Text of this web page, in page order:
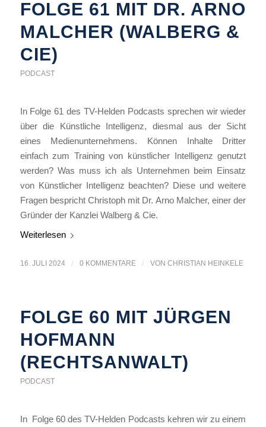
FOLGE 61 MIT DR. ARNO
MALCHER (WALBERG &
CIE)
PODCAST
In Folge 61 des TV-Helden Podcasts sprechen wir wieder
über die Künstliche Intelligenz, diesmal aus der Sicht
eines Medienunternehmens. Können Inhalte Dritter
einfach zum Training von künstlicher Intelligenz genutzt
werden? Was muss ich als Unternehmen beim Einsatz
von Künstlicher Intelligenz beachten? Diese und weitere
Fragen bespricht Christoph mit Dr. Arno Malcher, einer der
Gründer der Kanzlei Walberg & Cie.
Weiterlesen
16. JULI 2024 / 0 KOMMENTARE / VON CHRISTIAN HEINKELE
FOLGE 60 MIT JÜRGEN
HOFMANN
(RECHTSANWALT)
PODCAST
In Folge 60 des TV-Helden Podcasts kehren wir zu einem